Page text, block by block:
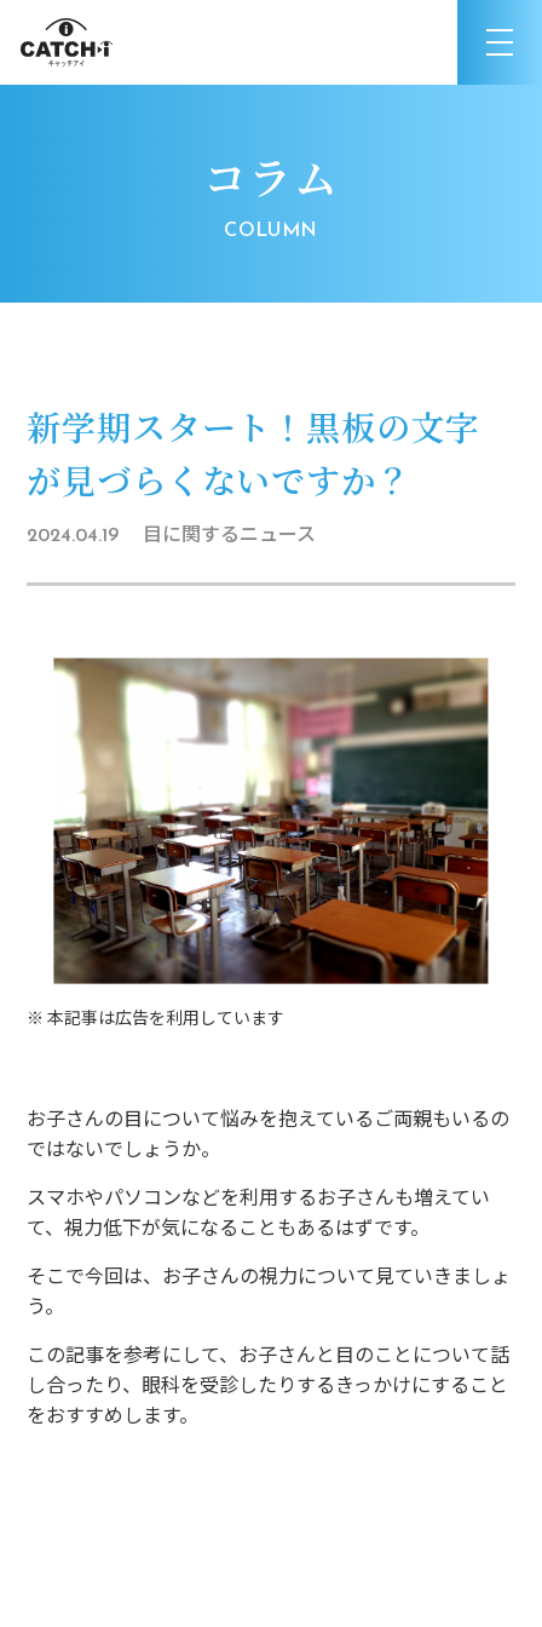
コラム
新学期スタート！黒板の文字
が見づらくないですか？
2024.04.19 目に関するニュース
※ 本記事は広告を利用しています
お子さんの目について悩みを抱えているご両親もいるの
ではないでしょうか。
スマホやパソコンなどを利用するお子さんも増えてい
て、視力低下が気になることもあるはずです。
そこで今回は、お子さんの視力について見ていきましょ
う。
この記事を参考にして、お子さんと目のことについて話
し合ったり、眼科を受診したりするきっかけにすること
をおすすめします。